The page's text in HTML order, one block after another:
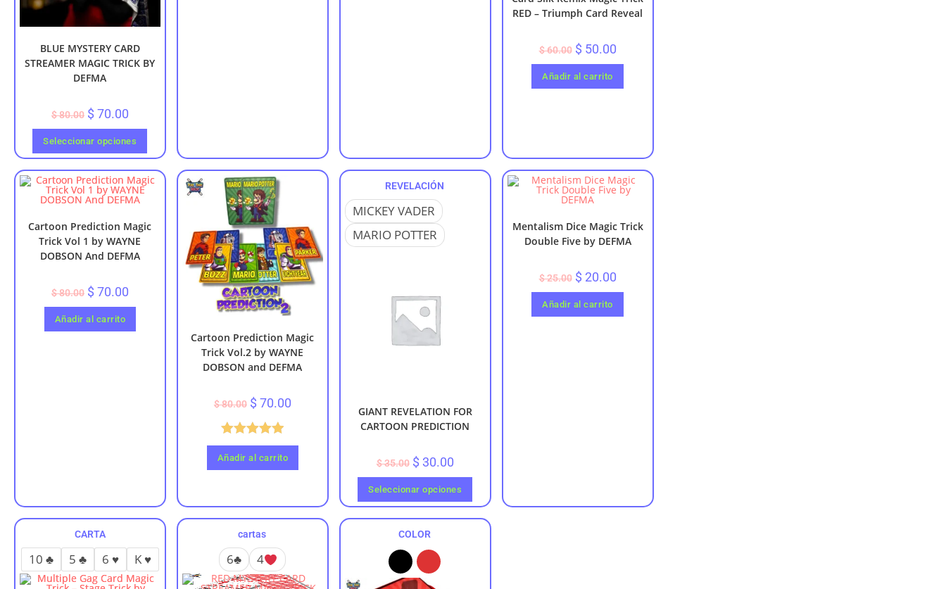
BLUE MYSTERY CARD
STREAMER MAGIC TRICK BY
DEFMA
$80.00 $ 70.00
Seleccionar opciones
RED – Triumph Card Reveal
$60.00 $ 50.00
Añadir al carrito
Cartoon Prediction Magic
Trick Vol 1 by WAYNE
DOBSON And DEFMA
$80.00 $ 70.00
Añadir al carrito
Cartoon Prediction Magic
Trick Vol.2 by WAYNE
DOBSON and DEFMA
$80.00 $ 70.00
Valorado
con 5.00de
Añadir al carrito
REVELACIÓN
MICKEY VADER
MARIO POTTER
GIANT REVELATION FOR
CARTOON PREDICTION
$35.00 $ 30.00
Seleccionar opciones
Mentalism Dice Magic Trick
Double Five by DEFMA
$25.00 $ 20.00
Añadir al carrito
CARTA
10 ♣️ 5 ♣️ 6 ♥️ K ♥️
cartas
6♣️ 4
COLOR